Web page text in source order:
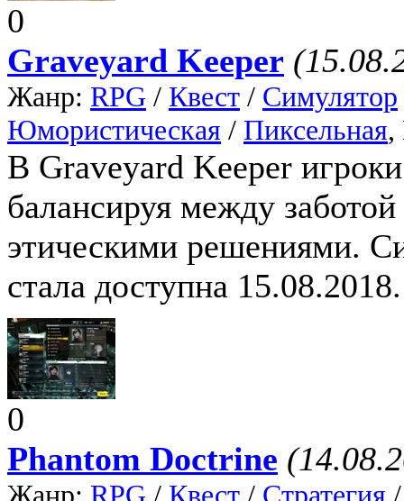
0
Graveyard Keeper
Жанр: RPG / Квест / Симулятор
Юмористическая / Пиксельная,
В Graveyard Keeper
балансируя между
этическими решениями.
стала доступна 15.08.2018.
0
Phantom Doctrine